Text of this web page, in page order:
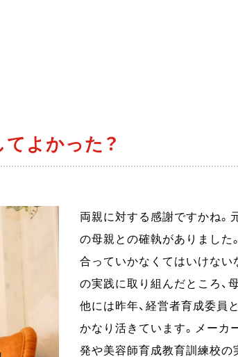
よかった？
両親に対する感謝ですかね。
の母親との確執がありました
合っていかなくてはいけない
の実践に取り組んだところ、
他には昨年、経営者育成委員
かなり活きています。メーカ
発や美容師育成教育訓練校の